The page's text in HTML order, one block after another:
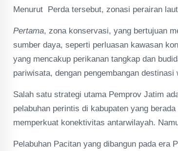
Menurut Perda tersebut, zonasi perairan
Pertama, zona konservasi, yang bertujuan
sumber daya, seperti perluasan kawasan
yang mencakup perikanan tangkap dan
pariwisata, dengan pengembangan
Salah satu strategi utama Pemprov Jatim
pelabuhan perintis di kabupaten yang
memperkuat konektivitas antarwilayah.
Pelabuhan Pacitan yang dibangun pada era